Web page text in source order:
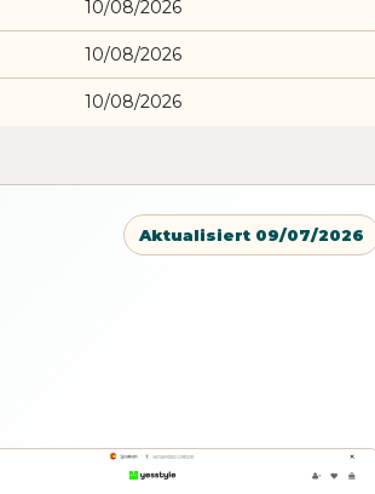
10/08/2026
10/08/2026
10/08/2026
Aktualisiert 09/07/2026